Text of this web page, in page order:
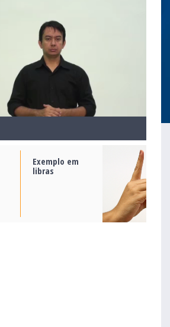
Exemplo em
libras